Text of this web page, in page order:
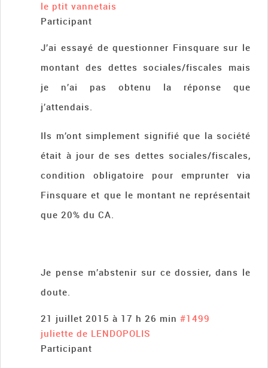
le ptit vannetais
Participant
J’ai essayé de questionner Finsquare sur le
montant des dettes sociales/fiscales mais
je n’ai pas obtenu la réponse que
j’attendais.
Ils m’ont simplement signifié que la société
était à jour de ses dettes sociales/fiscales,
condition obligatoire pour emprunter via
Finsquare et que le montant ne représentait
que 20% du CA.
Je pense m’abstenir sur ce dossier, dans le
doute.
21 juillet 2015 à 17 h 26 min #1499
juliette de LENDOPOLIS
Participant